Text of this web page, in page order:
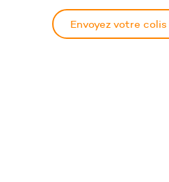
Envoyez votre